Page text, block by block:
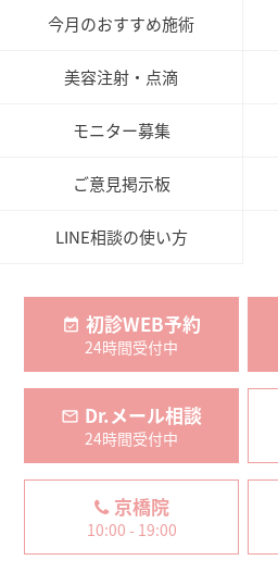
今月のおすすめ施術
美容注射・点滴
モニター募集
ご意見掲示板
LINE相談の使い方
初診WEB予約
24時間受付中
Dr.メール相談
24時間受付中
京橋院
10:00 - 19:00